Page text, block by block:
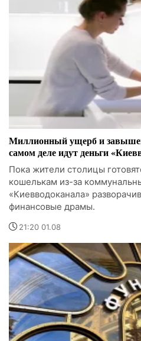
Миллионный ущерб и
самом деле идут деньги
Пока жители столицы
кошелькам из-за
«Киевводоканала»
финансовые драмы.
21:20 01.08